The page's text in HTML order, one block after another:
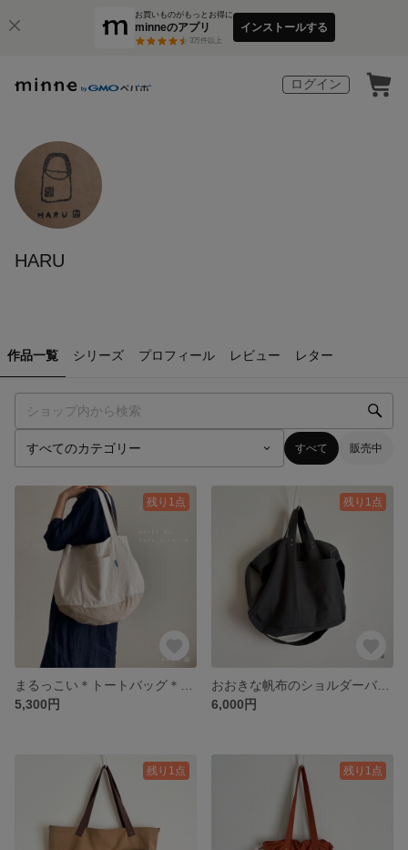
お買いものがもっとお得に
minneのアプリ
3万件以上
インストールする
ログイン
HARU
作品一覧 シリーズ プロフィール レビュー レター
すべて 販売中
残り1点
5,300円
残り1点
6,000円
残り1点 残り1点